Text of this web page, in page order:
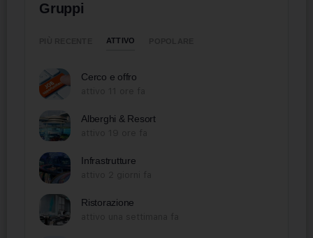
Gruppi
ATTIVO
Cerco e offro
Alberghi & Resort
Infrastrutture
Ristorazione